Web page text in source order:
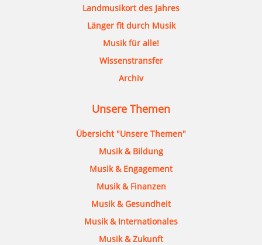
Landmusikort des Jahres
Länger fit durch Musik
Musik für alle!
Wissenstransfer
Archiv
Unsere Themen
Übersicht "Unsere Themen"
Musik & Bildung
Musik & Engagement
Musik & Finanzen
Musik & Gesundheit
Musik & Internationales
Musik & Zukunft